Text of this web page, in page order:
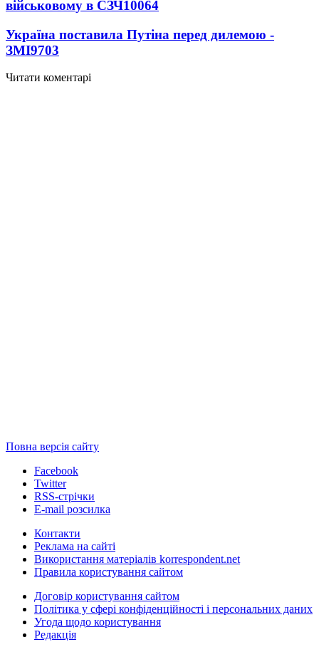
військовому в СЗЧ10064
Україна поставила Путіна перед дилемою -
ЗМІ9703
Читати коментарі
Повна версія сайту
Facebook
Twitter
RSS-стрічки
E-mail розсилка
Контакти
Реклама на сайті
Використання матеріалів korrespondent.net
Правила користування сайтом
Договір користування сайтом
Політика у сфері конфіденційності і персональних даних
Угода щодо користування
Редакція